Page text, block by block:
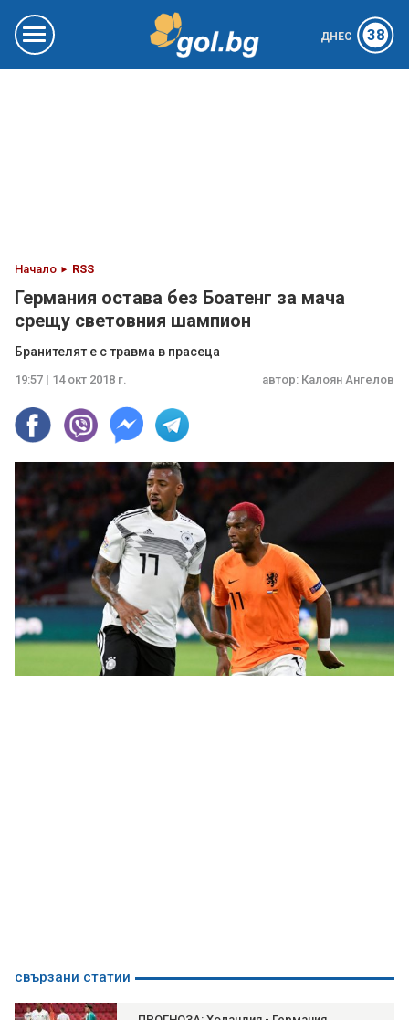
ДНЕС 38
Начало RSS
Германия остава без Боатенг за мача
срещу световния шампион
Бранителят е с травма в прасеца
19:57 | 14 окт 2018 г. автор: Калоян Ангелов
свързани статии